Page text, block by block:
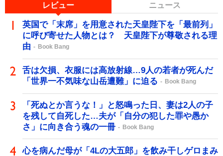
レビュー ニュース
英国で「末席」を用意された天皇陛下を「最前列」
に呼び寄せた人物とは？ 天皇陛下が尊敬される理
由
Book Bang
舌は欠損、衣服には高放射線…9人の若者が死んだ
「世界一不気味な山岳遭難」に迫る
Book Bang
「死ぬとか言うな！」と怒鳴った日、妻は2人の子
を残して自死した…夫が「自分の犯した罪や愚か
さ」に向き合う魂の一冊
Book Bang
心を病んだ母が「4Lの大五郎」を飲み干しゲロまみ